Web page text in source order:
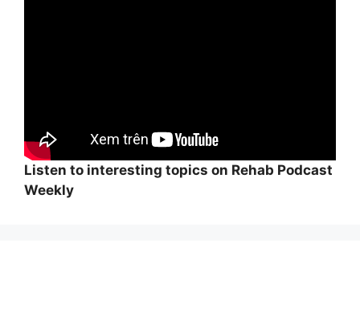
Listen to interesting topics on Rehab Podcast
Weekly